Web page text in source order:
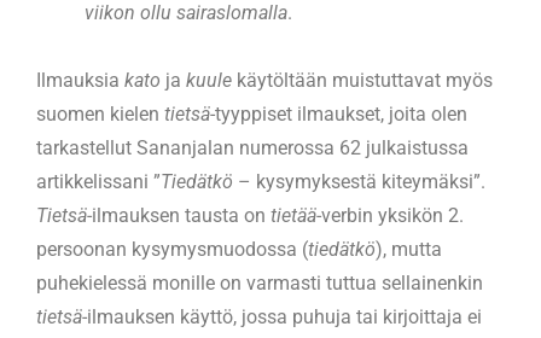
viikon ollu sairaslomalla.
Ilmauksia kato ja kuule käytöltään muistuttavat myös
suomen kielen tietsä-tyyppiset ilmaukset, joita olen
tarkastellut Sananjalan numerossa 62 julkaistussa
artikkelissani ”Tiedätkö – kysymyksestä kiteymäksi”.
Tietsä-ilmauksen tausta on tietää-verbin yksikön 2.
persoonan kysymysmuodossa (tiedätkö), mutta
puhekielessä monille on varmasti tuttua sellainenkin
tietsä-ilmauksen käyttö, jossa puhuja tai kirjoittaja ei